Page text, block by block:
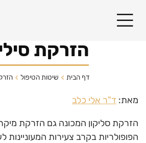
הזרקת
דף הבית שיטות הטיפול
מאת: ד"ר אלי כלב
הזרקת סליקון המכונה גם הזרקת
הפופולריות בקרב צעירות